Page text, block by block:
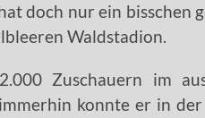
doch nur ein bisschen
Waldstadion.
Zuschauern im
konnte er in